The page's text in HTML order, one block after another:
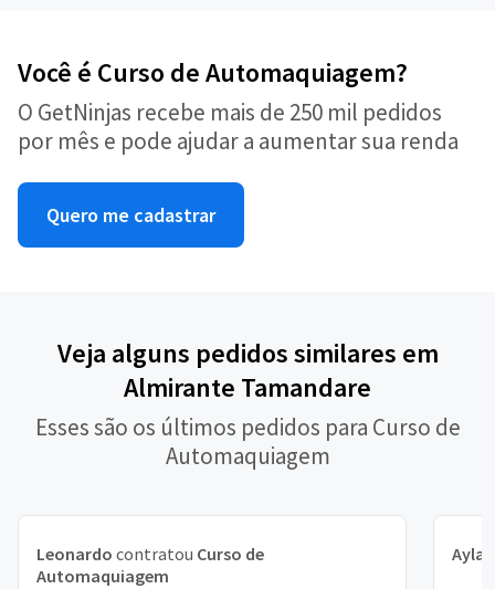
Você é Curso de Automaquiagem?
O GetNinjas recebe mais de 250 mil pedidos
por mês e pode ajudar a aumentar sua renda
Quero me cadastrar
Veja alguns pedidos similares em
Almirante Tamandare
Esses são os últimos pedidos para Curso de
Automaquiagem
Leonardo contratou Curso de
Automaquiagem
Ayla